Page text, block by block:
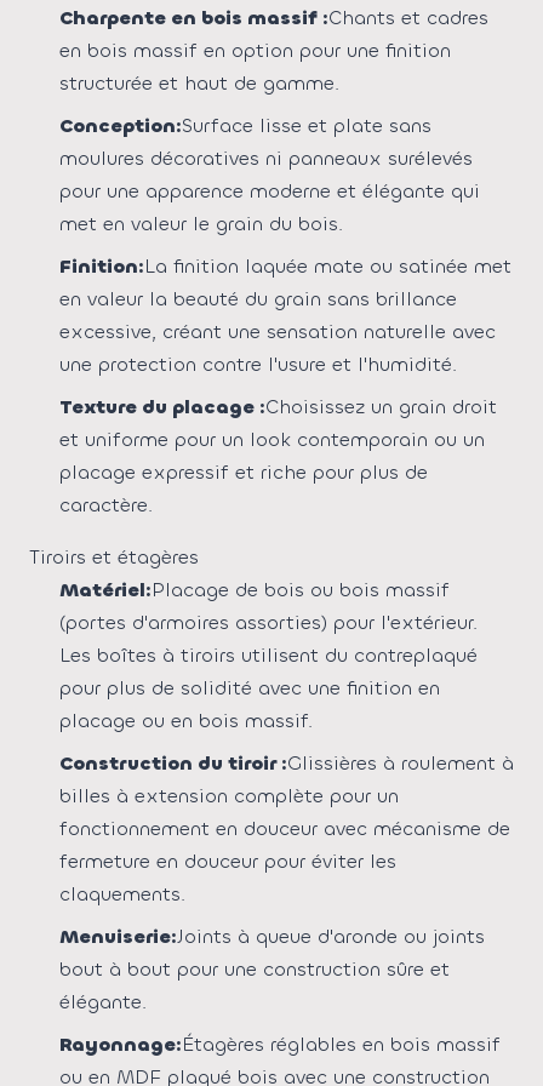
Charpente en bois massif :Chants et cadres
en bois massif en option pour une finition
structurée et haut de gamme.
Conception:Surface lisse et plate sans
moulures décoratives ni panneaux surélevés
pour une apparence moderne et élégante qui
met en valeur le grain du bois.
Finition:La finition laquée mate ou satinée met
en valeur la beauté du grain sans brillance
excessive, créant une sensation naturelle avec
une protection contre l'usure et l'humidité.
Texture du placage :Choisissez un grain droit
et uniforme pour un look contemporain ou un
placage expressif et riche pour plus de
caractère.
Tiroirs et étagères
Matériel:Placage de bois ou bois massif
(portes d'armoires assorties) pour l'extérieur.
Les boîtes à tiroirs utilisent du contreplaqué
pour plus de solidité avec une finition en
placage ou en bois massif.
Construction du tiroir :Glissières à roulement à
billes à extension complète pour un
fonctionnement en douceur avec mécanisme de
fermeture en douceur pour éviter les
claquements.
Menuiserie:Joints à queue d'aronde ou joints
bout à bout pour une construction sûre et
élégante.
Rayonnage:Étagères réglables en bois massif
ou en MDF plaqué bois avec une construction